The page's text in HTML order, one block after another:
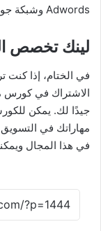
Adwords وشبكة جوجل للبحث والعرض.
لينك تخصص
في الختام، إذا
الاشتراك في كورس
جيدًا لك. يمكن
مهاراتك في
في هذا المجال